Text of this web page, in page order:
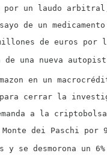
por un laudo
de un
de euros
una nueva
en un
cerrar la
a la
dei Paschi por
se desmorona un 6%